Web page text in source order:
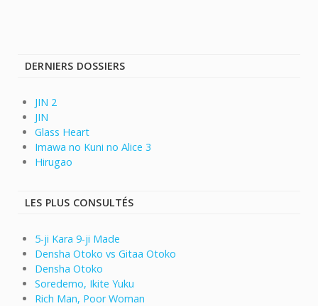
DERNIERS DOSSIERS
JIN 2
JIN
Glass Heart
Imawa no Kuni no Alice 3
Hirugao
LES PLUS CONSULTÉS
5-ji Kara 9-ji Made
Densha Otoko vs Gitaa Otoko
Densha Otoko
Soredemo, Ikite Yuku
Rich Man, Poor Woman